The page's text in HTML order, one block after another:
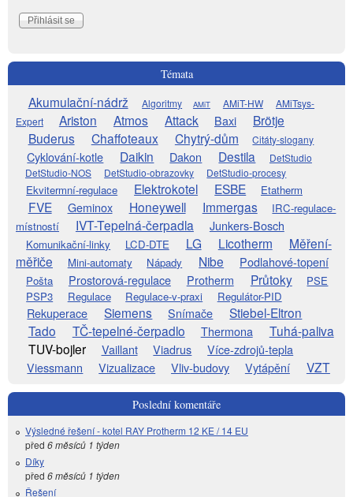
Témata
Akumulační-nádrž Algoritmy AMiT AMiT-HW
AMiTsys-
Expert
Ariston Atmos Attack Baxi
Brötje
Buderus
Chaffoteaux Chytrý-dům Citáty-slogany
Cyklování-kotle Daikin Dakon Destila
DetStudio
DetStudio-NOS
DetStudio-obrazovky DetStudio-procesy
Ekvitermní-regulace Elektrokotel ESBE Etatherm
FVE Geminox Honeywell Immergas
IRC-regulace-
místností
IVT-Tepelná-čerpadla Junkers-Bosch
Komunikační-linky LCD-DTE LG Licotherm
Měření-
měřiče
Mini-automaty Nápady Nibe Podlahové-topení
Pošta Prostorová-regulace Protherm Průtoky
PSE
PSP3
Regulace Regulace-v-praxi Regulátor-PID
Rekuperace Siemens Snímače
Stiebel-Eltron
Tado
TČ-tepelné-čerpadlo Thermona
Tuhá-paliva
TUV-bojler
Vaillant Viadrus
Více-zdrojů-tepla
Viessmann
Vizualizace Vliv-budovy Vytápění VZT
Poslední komentáře
Výsledné řešení - kotel RAY Protherm 12 KE / 14 EU
před 6 měsíců 1 týden
Díky
před 6 měsíců 1 týden
Řešení